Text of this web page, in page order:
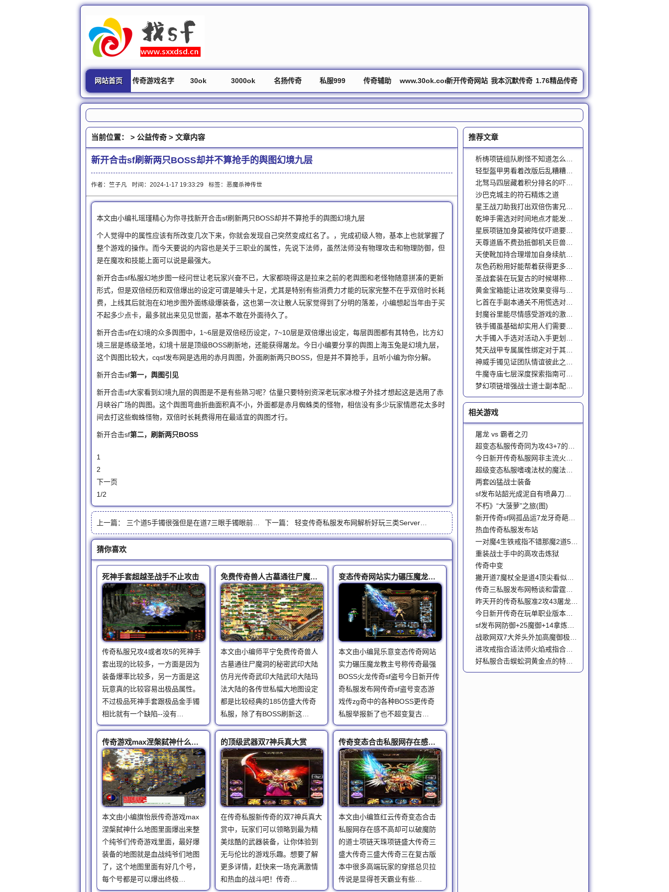
网站首页 传奇游戏名字 30ok 3000ok 名扬传奇 私服999 传奇辅助 www.30ok.com新开传奇网站
发布站
我本沉默传奇 1.76精品传奇
当前位置： > 公益传奇 > 文章内容
新开合击sf刷新两只BOSS却并不算抢手的舆图幻境九层
作者：竺子凡 时间：2024-1-17 19:33:29 标签： 恶魔杀神传世
本文由小编礼瑶瑾精心为你寻找新开合击sf刷新两只BOSS却并不算抢手的舆图幻境九层
个人觉得中的属性应该有所改变几次下来，你就会发现自己突然变成红名了。，完成初级人物，基本上也就掌握了
整个游戏的操作。而今天要说的内容也是关于三职业的属性，先说下法师，虽然法师没有物理攻击和物理防御，但
是在魔攻和技能上面可以说是最强大。
新开合击sf私服幻地步图一经问世让老玩家兴奋不已，大家都晓得这是拉来之前的老舆图和老怪物随意拼凑的更新
形式，但是双倍经历和双倍爆出的设定可谓是噱头十足，尤其是特别有些消费力才能的玩家完整不在乎双倍时长耗
费，上线其后就泡在幻地步图外面练级爆装备，这也第一次让散人玩家觉得到了分明的落差，小编想起当年由于买
不起多少点卡，最多就出来见见世面，基本不敢在外面待久了。
新开合击sf在幻境的众多舆图中，1~6层是双倍经历设定，7~10层是双倍爆出设定，每层舆图都有其特色，比方幻
境三层是练级圣地，幻境十层是顶级BOSS刷新地，还能获得屠龙。今日小编要分享的舆图上海玉兔是幻境九层，
这个舆图比较大，cqsf发布网是选用的赤月舆图，外面刷新两只BOSS，但是并不算抢手，且听小编为你分解。
新开合击sf第一，舆图引见
新开合击sf大家看到幻境九层的舆图是不是有些熟习呢？估量只要特别资深老玩家冰橙子外挂才想起这是选用了赤
月峡谷广场的舆图。这个舆图弯曲折曲面积真不小，外面都是赤月蜘蛛类的怪物，相信没有多少玩家情愿花太多时
间去打这些蜘蛛怪物，双倍时长耗费得用在最适宜的舆图才行。
新开合击sf第二，刷新两只BOSS
1
2
下一页
1/2
上一篇： 三个道5手镯很强但是在道7三眼手镯眼前都是弟弟 下一篇： 轻变传奇私服发布网解析好玩三类Server的推动近况哪个才是归宿
猜你喜欢
死神手套超越圣战手不止攻击
传奇私服兄攻4或者攻5的死神手
套出现的比较多，一方面是因为
装备爆率比较多，另一方面是这
玩意真的比较容易出极品属性。
不过极品死神手套跟极品金手镯
相比就有一个缺陷--没有…
免费传奇兽人古墓通往尸魔洞的秘密
本文由小编师平宁免费传奇兽人
古墓通往尸魔洞的秘密武印大陆
仿月光传奇武印大陆武印大陆玛
法大陆的各传世私幅大地图设定
都是比较经典的185仿盛大传奇
私服，除了有BOSS刷新这…
变态传奇网站实力碾压魔龙教主号称传奇最强BOSS火龙
本文由小编晁乐意变态传奇网站
实力碾压魔龙教主号称传奇最强
BOSS火龙传奇sf盗号今日新开传
奇私服发布网传奇sf盗号变态游
戏传zg奇中的各种BOSS更传奇
私服举报新了也不超变复古…
传奇游戏max涅槃弑神什么地图里面爆出来
本文由小编旗怡辰传奇游戏max
涅槃弑神什么地图里面爆出来整
个纯爷们传奇游戏里面，最好爆
装备的地图就是血战纯爷们地图
了，这个地图里面有好几个号，
每个号都是可以爆出终极…
的顶级武器双7神兵真大赏
在传奇私服新传奇的双7神兵真大
赏中，玩家们可以领略到最为精
美炫酷的武器装备，让你体验到
无与伦比的游戏乐趣。想要了解
更多详情，赶快来一场充满激情
和热血的战斗吧！传奇…
传奇变态合击私服网存在感不高却可以破魔防的道士项链天珠项链
本文由小编笪红云传奇变态合击
私服网存在感不高却可以破魔防
的道士项链天珠项链盛大传奇三
盛大传奇三盛大传奇三在复古版
本中很多高端玩家的穿搭总贝拉
传说是显得苍天霸业有些…
推荐文章
轻型盔甲男看着改版后乱糟糟深渊的变迁
北驽马四层藏着积分排名的吓一跳的喜福利
沙巴克城主的符石精炼之道
星王战刀助我打出双倍伤害兄弟们直呼内行
星辰项链加身莫被阵仗吓退要敢冲
天尊道盾不费劲抵御机关巨兽机关伤害
天使靴加持合理增加自身续航才能持久作战
圣战套装在玩复古的时候堪称战士终极搭配
匕首在手副本通关不用慌选对用法才省心
封魔谷里能尽情感受游戏的激情与刺激
铁手镯虽基础却实用人们需要知道的是如何正确的去合理化的玩
梵天战甲专属属性绑定对于其他玩家来说无法更好搭配
牛魔寺庙七层深度探索指南可关注几大核心要点应对
相关游戏
屠龙 vs 霸者之刃
超级变态私服嗜魂法杖的魔法属性之最魔法217
两套凶猛战士装备
不朽》“大菠萝”之旅(图)
新开传奇sf网孤品运7龙牙奇葩三眼手特戒这一身太亮眼
热血传奇私服发布站
一对魔4生铁戒指不错那魔2道5幽灵战衣就过火了
重装战士手中的高攻击炼狱
传奇中变
昨天开的传奇私服准2攻43屠龙来自司马晴空的压迫感
今日新开传奇在玩单职业版本的进程中怎样来实行充值
sf发布网防御+25魔御+14拿炼狱戴黑铁的道士真牛
进攻戒指合适法师火焰戒指合适战士那么羽士呢
好私服合击蜈蚣洞黄金点的特别人和事